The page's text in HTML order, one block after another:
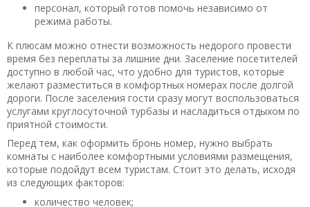
персонал, который готов помочь независимо от
режима работы.
К плюсам можно отнести возможность недорого провести
время без переплаты за лишние дни. Заселение посетителей
доступно в любой час, что удобно для туристов, которые
желают разместиться в комфортных номерах после долгой
дороги. После заселения гости сразу могут воспользоваться
услугами круглосуточной турбазы и насладиться отдыхом по
приятной стоимости.
Перед тем, как оформить бронь номер, нужно выбрать
комнаты с наиболее комфортными условиями размещения,
которые подойдут всем туристам. Стоит это делать, исходя
из следующих факторов:
количество человек;